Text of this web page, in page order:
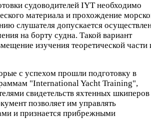
судоводителей IYT необходимо
материала и прохождение
слушателя допускается
на борту судна. Такой вариант
изучения теоретической части
с успехом прошли подготовку в
"International Yacht Training",
свидетельств яхтенных
позволяет им управлять
и признается прибрежными